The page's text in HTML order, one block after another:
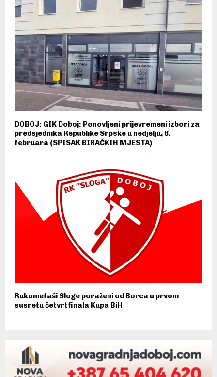
DOBOJ: GIK Doboj: Ponovljeni prijevremeni izbori za
predsjednika Republike Srpske u nedjelju, 8.
februara (SPISAK BIRAČKIH MJESTA)
Rukometaši Sloge poraženi od Borca u prvom
susretu četvrtfinala Kupa BiH